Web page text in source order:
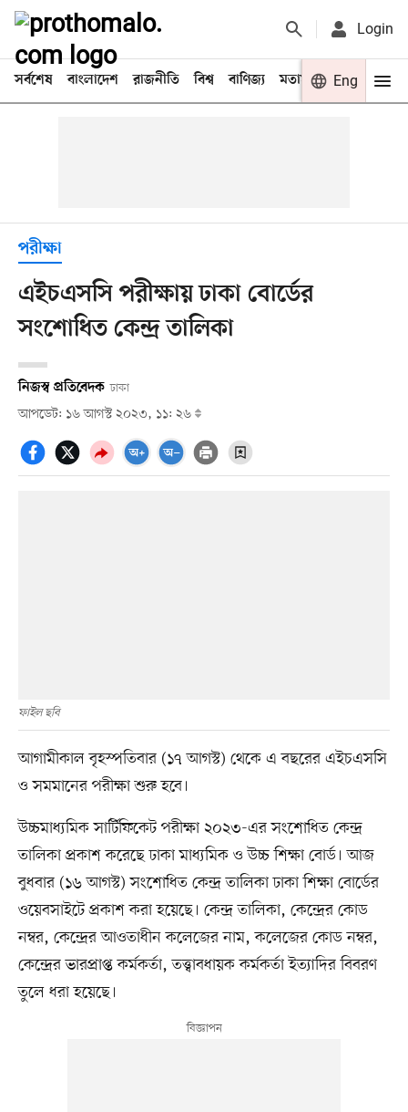
Login
সর্বশেষ বাংলাদেশ রাজনীতি বিশ্ব বাণিজ্য মতামত খেলা
Eng
পরীক্ষা
এইচএসসি পরীক্ষায় ঢাকা বোর্ডের
সংশোধিত কেন্দ্র তালিকা
নিজস্ব প্রতিবেদক ঢাকা
আপডেট: ১৬ আগস্ট ২০২৩, ১১: ২৬
ফাইল ছবি
আগামীকাল বৃহস্পতিবার (১৭ আগস্ট) থেকে এ বছরের এইচএসসি
ও সমমানের পরীক্ষা শুরু হবে।
উচ্চমাধ্যমিক সার্টিফিকেট পরীক্ষা ২০২৩-এর সংশোধিত কেন্দ্র
তালিকা প্রকাশ করেছে ঢাকা মাধ্যমিক ও উচ্চ শিক্ষা বোর্ড। আজ
বুধবার (১৬ আগস্ট) সংশোধিত কেন্দ্র তালিকা ঢাকা শিক্ষা বোর্ডের
ওয়েবসাইটে প্রকাশ করা হয়েছে। কেন্দ্র তালিকা, কেন্দ্রের কোড
নম্বর, কেন্দ্রের আওতাধীন কলেজের নাম, কলেজের কোড নম্বর,
কেন্দ্রের ভারপ্রাপ্ত কর্মকর্তা, তত্ত্বাবধায়ক কর্মকর্তা ইত্যাদির বিবরণ
তুলে ধরা হয়েছে।